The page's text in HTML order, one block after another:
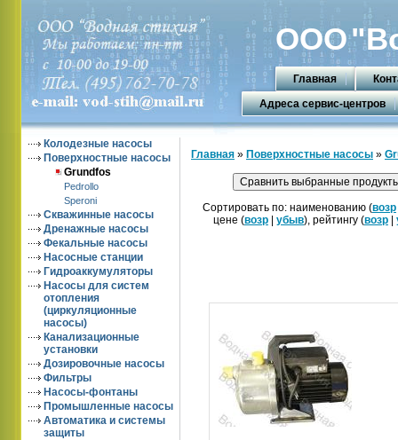
ООО
Главная
Адреса сервис-центров
Колодезные насосы
Поверхностные насосы
Grundfos
Pedrollo
Speroni
Скважинные насосы
Дренажные насосы
Фекальные насосы
Насосные станции
Гидроаккумуляторы
Насосы для систем
отопления
(циркуляционные
насосы)
Канализационные
установки
Дозировочные насосы
Фильтры
Насосы-фонтаны
Промышленные насосы
Автоматика и системы
защиты
Главная » Поверхностные насосы »
Сортировать по: наименованию (возр
цене (возр убыв), рейтингу (возр